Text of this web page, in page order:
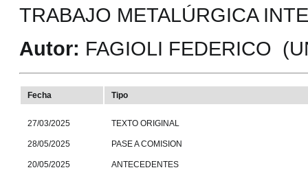
TRABAJO METALÚRGICA
Autor: FAGIOLI FEDERICO
Fecha Tipo
27/03/2025 TEXTO ORIGINAL
28/05/2025 PASE A COMISION
20/05/2025 ANTECEDENTES